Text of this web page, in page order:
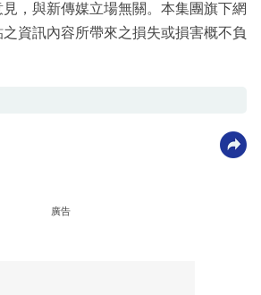
，與新傳媒立場無關。本集團旗下網
資訊內容所帶來之損失或損害概不負
廣告